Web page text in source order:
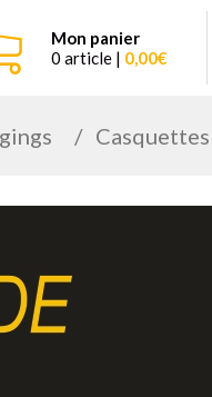
Mon panier
0 article | 0,00€